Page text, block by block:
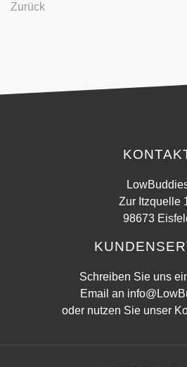
Zurück
Zur Itzquelle
98673
Schreiben Sie uns
Email an
oder nutzen Sie unser